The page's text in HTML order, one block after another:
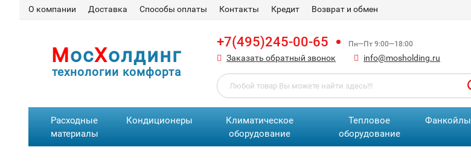
О компании Доставка Способы оплаты Контакты Кредит Возврат и обмен
МосХолдинг
технологии комфорта
+7(495)245-00-65 Пн—Пт 9:00—18:00
Заказать обратный звонок info@mosholding.ru
Расходные
материалы
Кондиционеры
Климатическое
оборудование
Тепловое
оборудование
Фанкойлы